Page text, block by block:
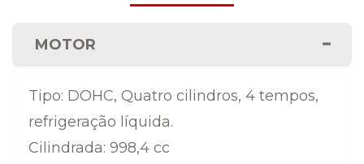
MOTOR
Tipo: DOHC, Quatro cilindros, 4 tempos,
refrigeração líquida.
Cilindrada: 998,4 cc